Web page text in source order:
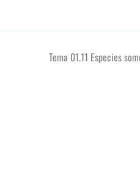
Tema 01.11 Especies